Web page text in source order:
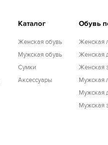
Каталог
Женская обувь
Мужская обувь
Cумки
Аксессуары
Обувь
Женская
Женская
Женская
Мужская
Мужская
Мужская